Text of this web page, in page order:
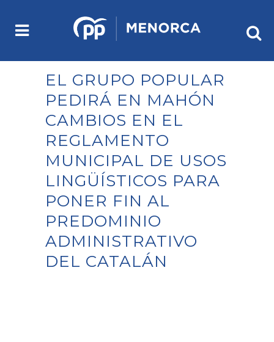
EL GRUPO POPULAR
PEDIRÁ EN MAHÓN
CAMBIOS EN EL
REGLAMENTO
MUNICIPAL DE USOS
LINGÜÍSTICOS PARA
PONER FIN AL
PREDOMINIO
ADMINISTRATIVO
DEL CATALÁN